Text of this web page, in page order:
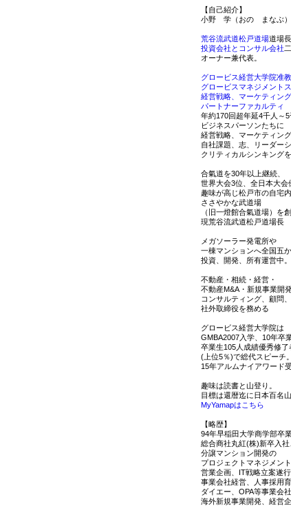
【自己紹介】
小野 学（おの まなぶ）
荒谷流武道松戸道場道場長
投資会社とコンサル会社
オーナー兼代表。
グロービス経営大学院准教
グロービスマネジメント
経営戦略、マーケティング
パートナーファカルティ
年約170回超年延4千人～
ビジネスパーソンたちに
経営戦略、マーケティング
自社課題、志、リーダー
クリティカルシンキング
合氣道を30年以上継続、
世界大会3位、全日本大会
趣味が高じ松戸市の自宅
ささやかな武道場
（旧一燈館合氣道場）を創
現荒谷流武道松戸道場長
メガソーラー発電所や
一棟マンションへ全国五
投資、開発、所有運営中。
不動産・相続・経営・
不動産M&A・新規事業開
コンサルティング、顧問、
社外取締役を務める
グロービス経営大学院は
GMBA2007入学、10年卒業
卒業生105人成績優秀修了
(上位5％)で総代スピーチ。
15年アルムナイアワード受
趣味は読書と山登り。
目標は還暦迄に日本百名
MyYamapはこちら
【略歴】
94年早稲田大学商学部卒
総合商社丸紅(株)新卒入社
分譲マンション開発の
プロジェクトマネジメン
営業企画、IT戦略立案遂行
事業会社経営、人事採用育
ダイエー、OPA等事業会
海外新規事業開発、経営企